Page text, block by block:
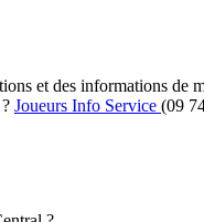
et des informations
Joueurs Info Service (09